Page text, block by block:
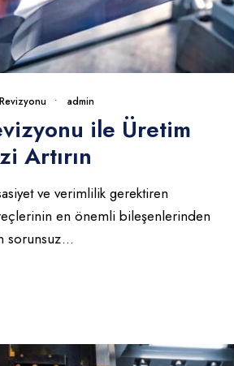
• admin
ile Üretim
Artırın
ve verimlilik gerektiren
en önemli bileşenlerinden
sorunsuz...